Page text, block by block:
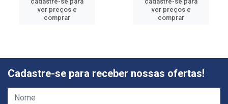
ver preços e
comprar
ver preços e
comprar
Cadastre-se para receber nossas ofertas!